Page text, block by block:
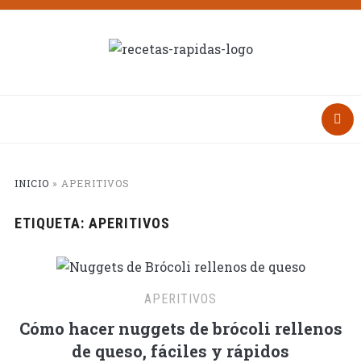
INICIO » APERITIVOS
ETIQUETA: APERITIVOS
APERITIVOS
Cómo hacer nuggets de brócoli rellenos
de queso, fáciles y rápidos